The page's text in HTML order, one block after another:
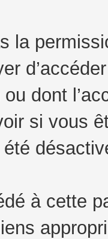
la
ou dont
si vous
à cette